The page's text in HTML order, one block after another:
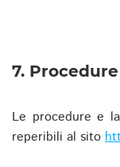
7.
Le procedure e
reperibili al sito